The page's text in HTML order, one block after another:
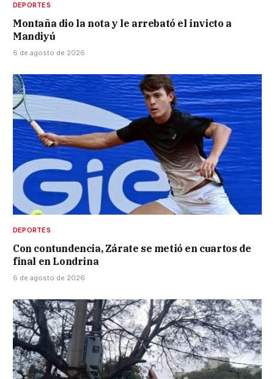
DEPORTES
Montaña dio la nota y le arrebató el invicto a
Mandiyú
6 de agosto de 2026
DEPORTES
Con contundencia, Zárate se metió en cuartos de
final en Londrina
6 de agosto de 2026